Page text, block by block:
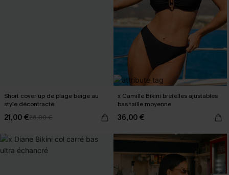
Short cover up de plage beige au
style décontracté
21,00 €26,00 €
x Camille Bikini bretelles ajustables
bas taille moyenne
36,00 €